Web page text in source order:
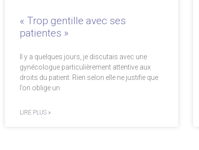
« Trop gentille avec ses
patientes »
Il y a quelques jours, je discutais avec une
gynécologue particulièrement attentive aux
droits du patient. Rien selon elle ne justifie que
l’on oblige un
LIRE PLUS »